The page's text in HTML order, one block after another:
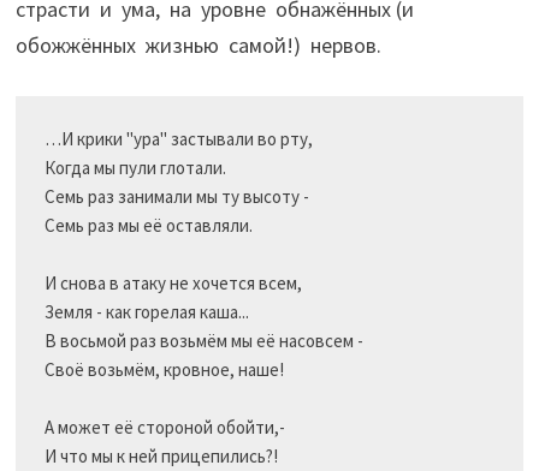
страсти и ума, на уровне обнажённых (и
обожжённых жизнью самой!) нервов.
…И крики "ура" застывали во рту,
Когда мы пули глотали.
Семь раз занимали мы ту высоту -
Семь раз мы её оставляли.
И снова в атаку не хочется всем,
Земля - как горелая каша...
В восьмой раз возьмём мы её насовсем -
Своё возьмём, кровное, наше!
А может её стороной обойти,-
И что мы к ней прицепились?!